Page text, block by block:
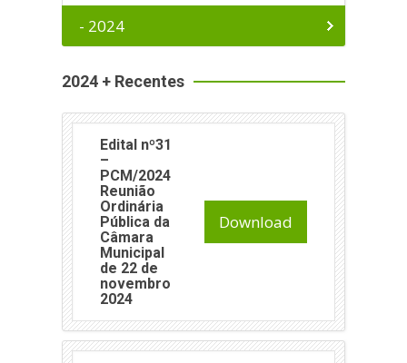
- 2024
2024 + Recentes
Edital nº31
–
PCM/2024
Reunião
Ordinária
Pública da
Câmara
Municipal
de 22 de
novembro
2024
Download